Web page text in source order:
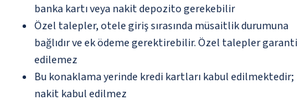
banka kartı veya nakit depozito gerekebilir
Özel talepler, otele giriş sırasında müsaitlik durumuna
bağlıdır ve ek ödeme gerektirebilir. Özel talepler garanti
edilemez
Bu konaklama yerinde kredi kartları kabul edilmektedir;
nakit kabul edilmez